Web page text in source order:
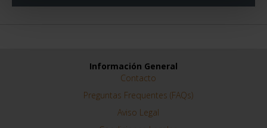
Información General
Contacto
Preguntas Frequentes (FAQs)
Aviso Legal